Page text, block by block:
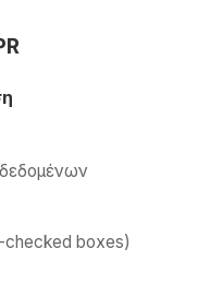
checked boxes)